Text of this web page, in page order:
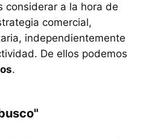
considerar a la hora de
comercial,
independientemente
De ellos podemos
.